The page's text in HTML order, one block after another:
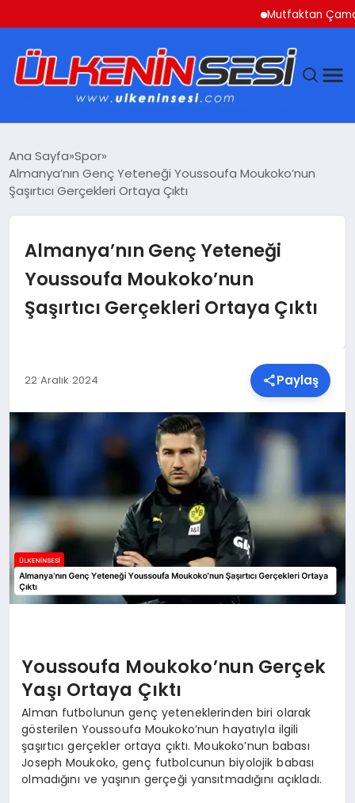
Mutfaktan Çamaşır
EKONOMI
SAĞLIK
MALATYA HABERLERI
Ana Sayfa Spor
Almanya’nın Genç Yeteneği Youssoufa Moukoko’nun
Şaşırtıcı Gerçekleri Ortaya Çıktı
Almanya’nın Genç Yeteneği
Youssoufa Moukoko’nun
Şaşırtıcı Gerçekleri Ortaya Çıktı
22 Aralık 2024 Paylaş
Youssoufa Moukoko’nun Gerçek
Yaşı Ortaya Çıktı
Alman futbolunun genç yeteneklerinden biri olarak
gösterilen Youssoufa Moukoko’nun hayatıyla ilgili
şaşırtıcı gerçekler ortaya çıktı. Moukoko’nun babası
Joseph Moukoko, genç futbolcunun biyolojik babası
olmadığını ve yaşının gerçeği yansıtmadığını açıkladı.